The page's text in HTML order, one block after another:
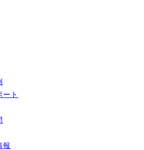
ート
報